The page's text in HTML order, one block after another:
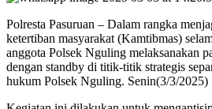
Polresta Pasuruan – Dalam rangka
ketertiban masyarakat (Kamtibmas)
anggota Polsek Nguling melaksanakan
dengan standby di titik-titik strategis
hukum Polsek Nguling. Senin(3/3/2025)